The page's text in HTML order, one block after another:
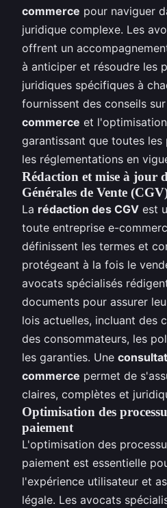
commerce pour naviguer
juridique complexe. Les
offrent un
à anticiper et résoudre les
juridiques spécifiques à
fournissent des conseils
commerce et
garantissant que toutes
les réglementations en
Rédaction et mise à jour
Générales de Vente
La rédaction des CGV est
toute entreprise e-
définissent les termes et
protégeant à la fois le
avocats spécialisés
documents pour assurer
lois actuelles, incluant des
des consommateurs, les
les garanties. Une
commerce permet de
claires, complètes et
Optimisation des
paiement
L'optimisation des
paiement est essentielle
l'expérience utilisateur et
légale. Les avocats